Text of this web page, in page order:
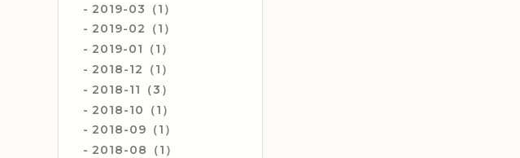
2019-03（1）
2019-02（1）
2019-01（1）
2018-12（1）
2018-11（3）
2018-10（1）
2018-09（1）
2018-08（1）